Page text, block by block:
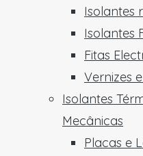
Isolantes
Isolantes
Fitas
Vernizes
Isolantes
Mecânicas
Placas e